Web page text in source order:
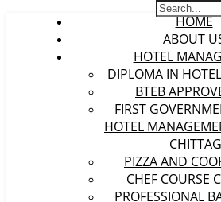
HOME
ABOUT
HOTEL
DIPLOMA IN
BTEB
FIRST
HOTEL
PIZZA AND
CHEF COURSE
PROFESSIONAL